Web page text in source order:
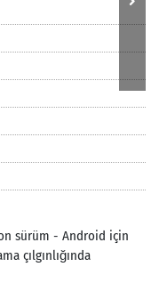
sürüm - Android için
çılgınlığında